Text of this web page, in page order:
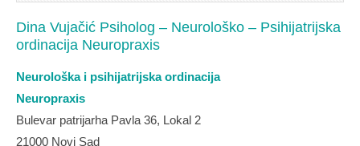
Dina Vujačić Psiholog – Neurološko – Psihijatrijska
ordinacija Neuropraxis
Neurološka i psihijatrijska ordinacija
Neuropraxis
Bulevar patrijarha Pavla 36, Lokal 2
21000 Novi Sad